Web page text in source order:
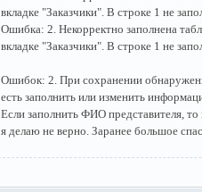
вкладке "Заказчики". В строке 1 не
Ошибка: 2. Некорректно заполнена
вкладке "Заказчики". В строке 1 не
Ошибок: 2. При сохранении
есть заполнить или изменить
Если заполнить ФИО представителя,
я делаю не верно. Заранее большое